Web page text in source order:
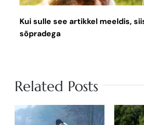
Kui sulle see artikkel meeldis,
sõpradega
Related Posts